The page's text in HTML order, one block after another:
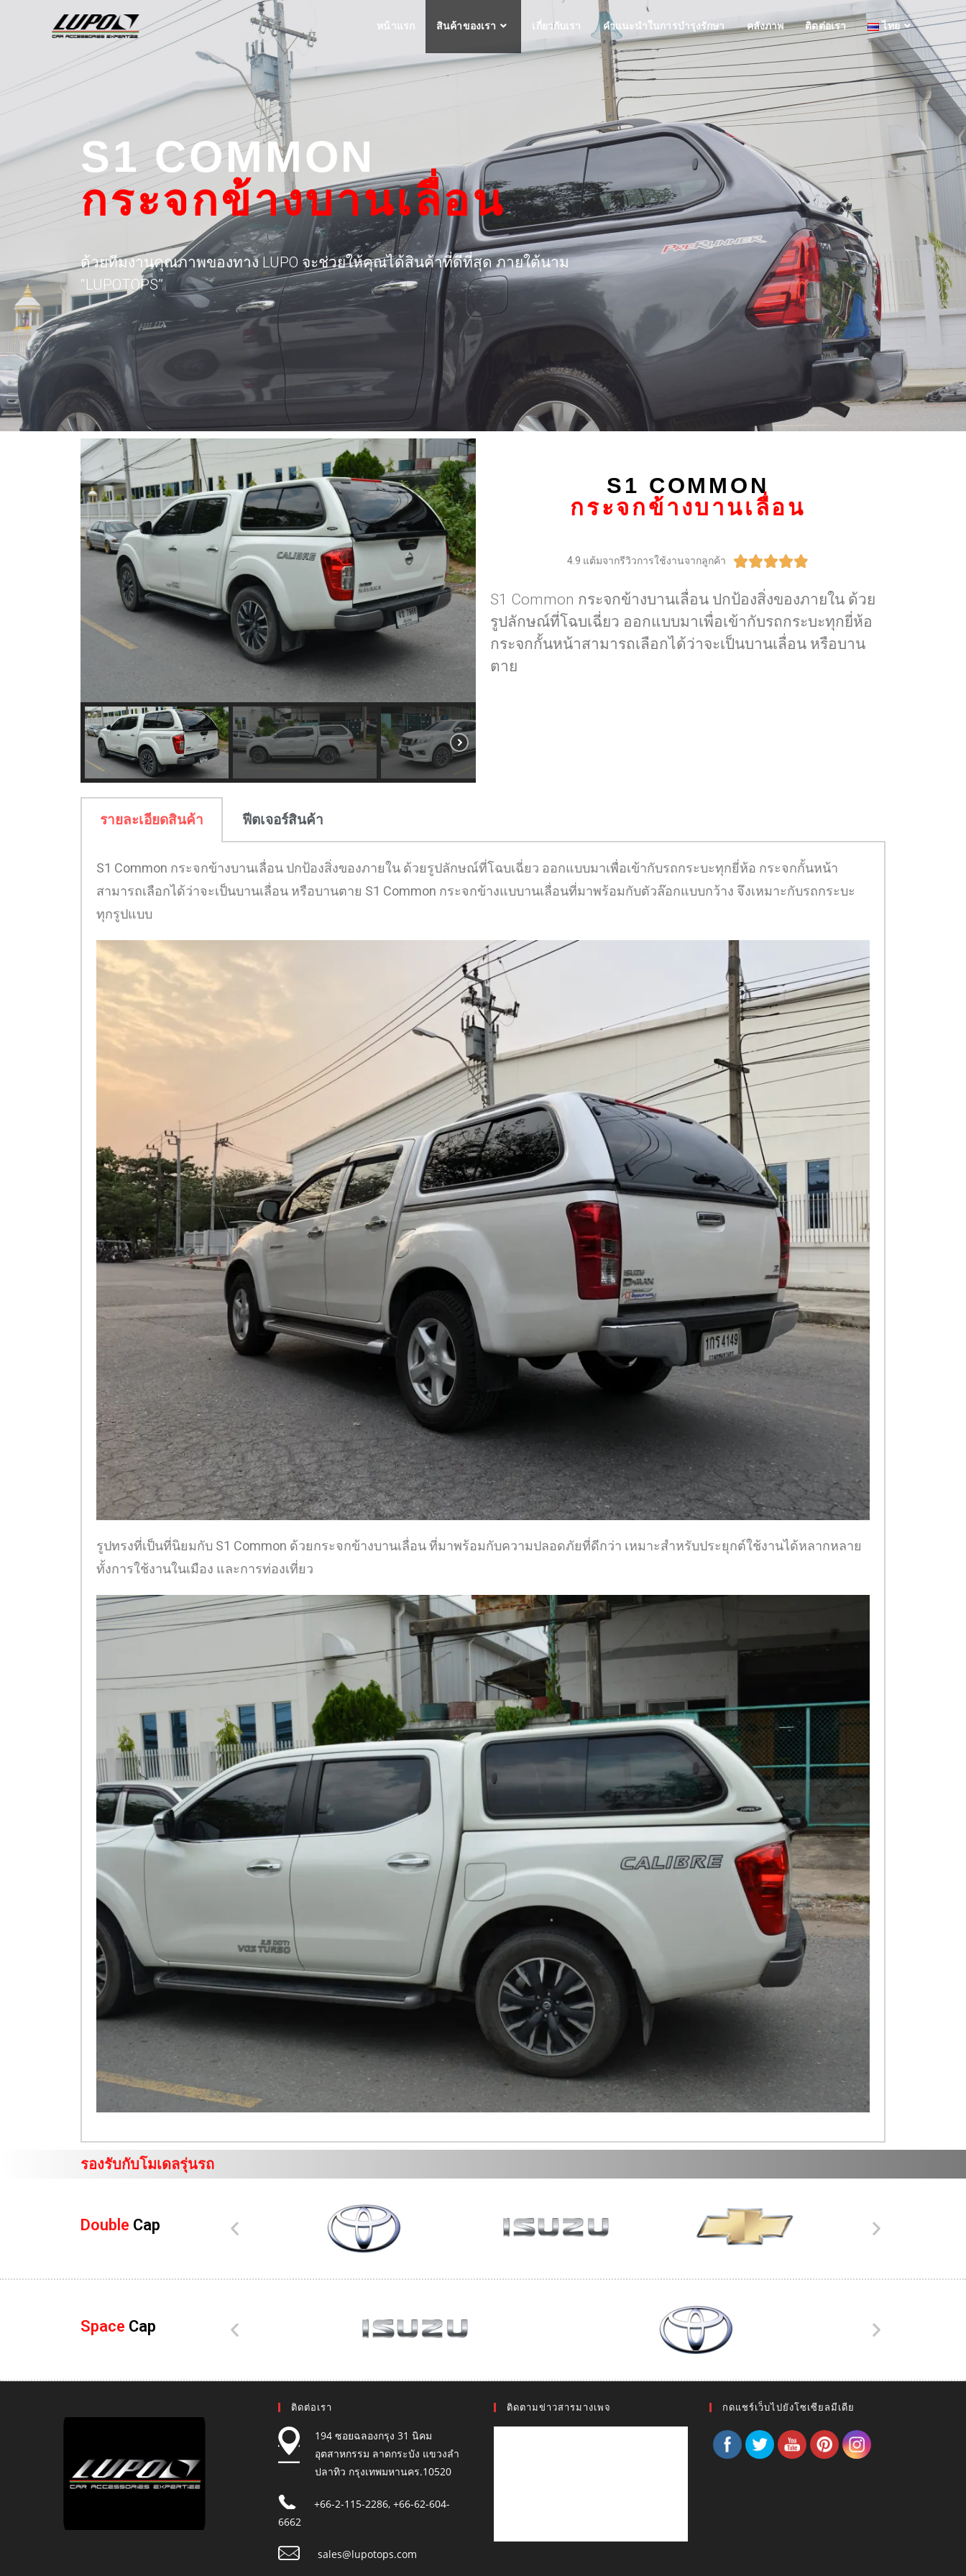
หน้าแรก สินค้าของเรา เกี่ยวกับเรา คำแนะนำในการบำรุงรักษา คลังภาพ ติดต่อเรา ไทย
S1 COMMON
กระจกข้างบานเลื่อน
ด้วยทีมงานคุณภาพของทาง LUPO จะช่วยให้คุณได้สินค้าที่ดีที่สุด ภายใต้นาม
“LUPOTOPS”
S1 COMMON
กระจกข้างบานเลื่อน
4.9 แต้มจากรีวิวการใช้งานจากลูกค้า 
S1 Common กระจกข้างบานเลื่อน ปกป้องสิ่งของภายใน ด้วย
รูปลักษณ์ที่โฉบเฉี่ยว ออกแบบมาเพื่อเข้ากับรถกระบะทุกยี่ห้อ
กระจกกั้นหน้าสามารถเลือกได้ว่าจะเป็นบานเลื่อน หรือบาน
ตาย
รายละเอียดสินค้า ฟีตเจอร์สินค้า
S1 Common กระจกข้างบานเลื่อน ปกป้องสิ่งของภายใน ด้วยรูปลักษณ์ที่โฉบเฉี่ยว ออกแบบมาเพื่อเข้ากับรถกระบะทุกยี่ห้อ กระจกกั้นหน้า
สามารถเลือกได้ว่าจะเป็นบานเลื่อน หรือบานตาย S1 Common กระจกข้างแบบานเลื่อนที่มาพร้อมกับตัวล๊อกแบบกว้าง จึงเหมาะกับรถกระบะ
ทุกรูปแบบ
รูปทรงที่เป็นที่นิยมกับ S1 Common ด้วยกระจกข้างบานเลื่อน ที่มาพร้อมกับความปลอดภัยที่ดีกว่า เหมาะสำหรับประยุกต์ใช้งานได้หลากหลาย
ทั้งการใช้งานในเมือง และการท่องเที่ยว
รองรับกับโมเดลรุ่นรถ
Double Cap
Space Cap
ติดต่อเรา
194 ซอยฉลองกรุง 31 นิคม
อุตสาหกรรม ลาดกระบัง แขวงลำ
ปลาทิว กรุงเทพมหานคร.10520
+66-2-115-2286, +66-62-604-
6662
sales@lupotops.com
ติดตามข่าวสารมางเพจ กดแชร์เว็บไปยังโซเซียลมีเดีย